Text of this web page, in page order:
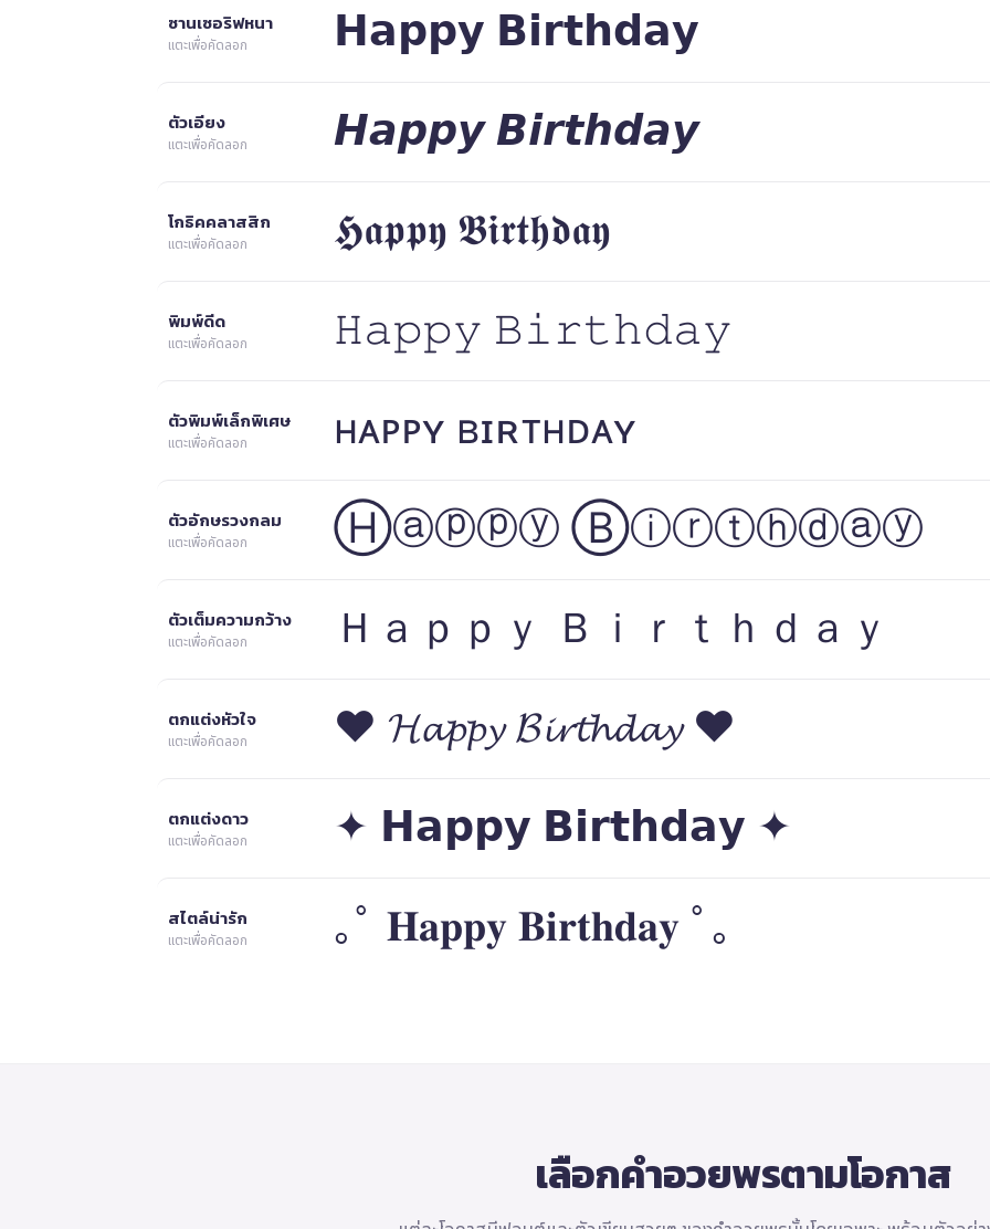
ซานเซอริฟหนา
แตะเพื่อคัดลอก 𝗛𝗮𝗽𝗽𝘆 𝗕𝗶𝗿𝘁𝗵𝗱𝗮𝘆
ตัวเอียง
แตะเพื่อคัดลอก 𝙃𝙖𝙥𝙥𝙮 𝘽𝙞𝙧𝙩𝙝𝙙𝙖𝙮
โกธิคคลาสสิก
แตะเพื่อคัดลอก 𝕳𝖆𝖕𝖕𝖞 𝕭𝖎𝖗𝖙𝖍𝖉𝖆𝖞
พิมพ์ดีด
แตะเพื่อคัดลอก 𝙷𝚊𝚙𝚙𝚢 𝙱𝚒𝚛𝚝𝚑𝚍𝚊𝚢
ตัวพิมพ์เล็กพิเศษ
แตะเพื่อคัดลอก ʜᴀᴘᴘʏ ʙɪʀᴛʜᴅᴀʏ
ตัวอักษรวงกลม
แตะเพื่อคัดลอก Ⓗⓐⓟⓟⓨ Ⓑⓘⓡⓣⓗⓓⓐⓨ
ตัวเต็มความกว้าง
แตะเพื่อคัดลอก Ｈａｐｐｙ Ｂｉｒｔｈｄａｙ
ตกแต่งหัวใจ
แตะเพื่อคัดลอก ❤ 𝓗𝓪𝓹𝓹𝔂 𝓑𝓲𝓻𝓽𝓱𝓭𝓪𝔂 ❤
ตกแต่งดาว
แตะเพื่อคัดลอก ✦ 𝗛𝗮𝗽𝗽𝘆 𝗕𝗶𝗿𝘁𝗵𝗱𝗮𝘆 ✦
สไตล์น่ารัก
แตะเพื่อคัดลอก ｡ﾟ 𝐇𝐚𝐩𝐩𝐲 𝐁𝐢𝐫𝐭𝐡𝐝𝐚𝐲 ﾟ｡
เลือกคำอวยพรตามโอกาส